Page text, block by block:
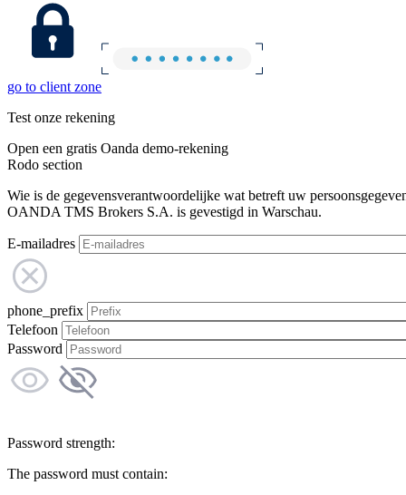
go to client zone
Test onze rekening
Open een gratis Oanda demo-rekening
Rodo section
Wie is de gegevensverantwoordelijke wat betreft uw
OANDA TMS Brokers S.A. is gevestigd in Warschau.
E-mailadres
phone_prefix
Telefoon
Password
Password strength:
The password must contain: